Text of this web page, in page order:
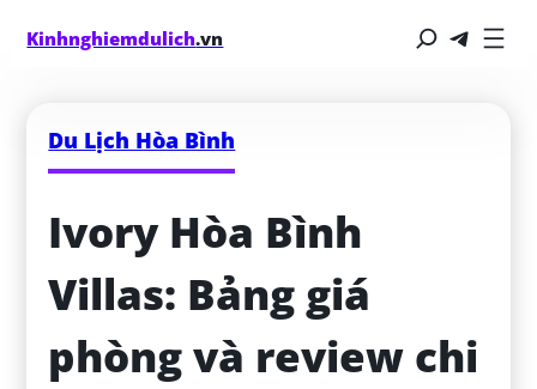
Kinhnghiemdulich.vn
Du Lịch Hòa Bình
Ivory Hòa Bình
Villas: Bảng giá
phòng và review chi